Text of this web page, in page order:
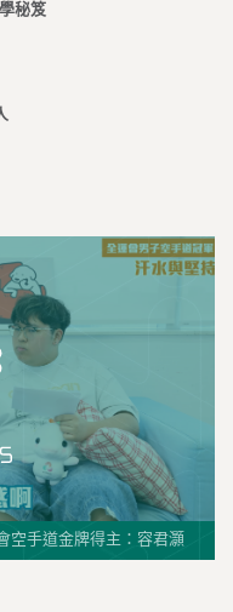
秘笈
空手道金牌得主：容君灝